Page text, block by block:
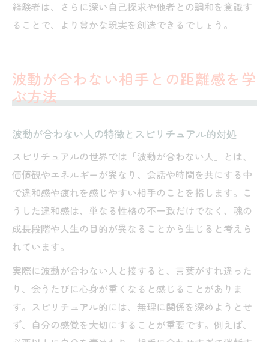
経験者は、さらに深い自己探求や他者との調和を意識す
ることで、より豊かな現実を創造できるでしょう。
波動が合わない相手との距離感を学
ぶ方法
波動が合わない人の特徴とスピリチュアル的対処
スピリチュアルの世界では「波動が合わない人」とは、
価値観やエネルギーが異なり、会話や時間を共にする中
で違和感や疲れを感じやすい相手のことを指します。こ
うした違和感は、単なる性格の不一致だけでなく、魂の
成長段階や人生の目的が異なることから生じると考えら
れています。
実際に波動が合わない人と接すると、言葉がすれ違った
り、会うたびに心身が重くなると感じることがありま
す。スピリチュアル的には、無理に関係を深めようとせ
ず、自分の感覚を大切にすることが重要です。例えば、